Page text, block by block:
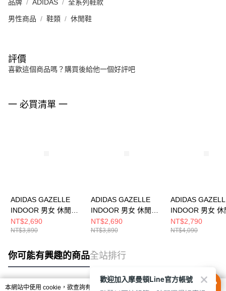
品牌 ADIDAS 全系列鞋款
男性商品 鞋類 休閒鞋
評價
喜歡這個商品嗎？購買後給他一個好評吧
一 必買清單 一
ADIDAS GAZELLE
INDOOR 男女 休閒鞋
JQ8393
NT$2,690
NT$3,890
ADIDAS GAZELLE
INDOOR 男女 休閒鞋
JR8851
NT$2,690
NT$3,890
ADIDAS
INDOOR 男女 休
JR8028
NT$2,790
NT$4,090
你可能有興趣的商品全站排行
本網站中使用 cookie，欲查詢有關本網站使用 cookie 方式之詳情，及若您不希
歡迎加入摩曼頓Line官方帳號